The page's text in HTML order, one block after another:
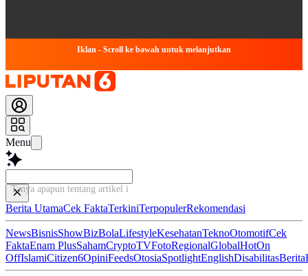
Iklan - Scroll ke bawah untuk melanjutkan
Menu
Tanya apapun tentang artikel ini...
Berita UtamaCek FaktaTerkiniTerpopulerRekomendasi
NewsBisnisShowBizBolaLifestyleKesehatanTeknoOtomotifCek
FaktaEnam PlusSahamCryptoTVFotoRegionalGlobalHotOn
OffIslamiCitizen6OpiniFeedsOtosiaSpotlightEnglishDisabilitasBerita